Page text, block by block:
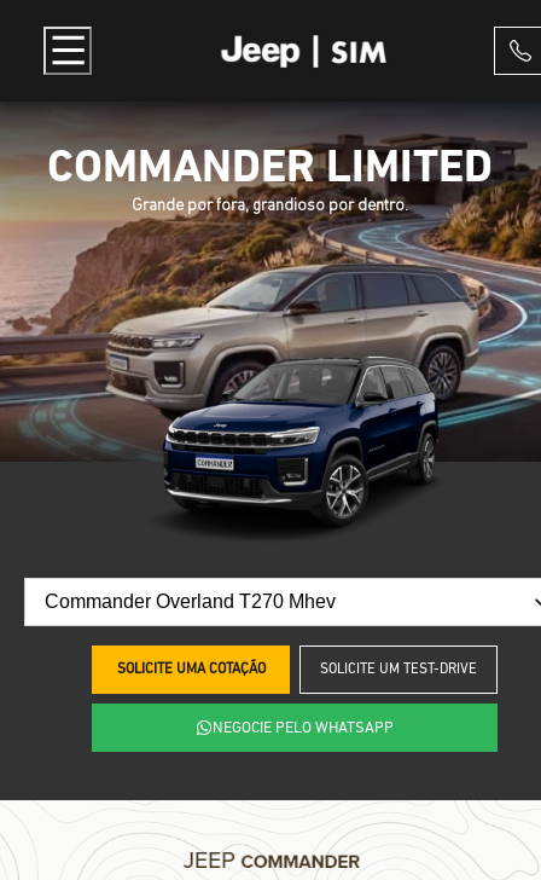
COMMANDER LIMITED
Grande por fora, grandioso por dentro.
SOLICITE UMA COTAÇÃO SOLICITE UM TEST-DRIVE
NEGOCIE PELO WHATSAPP